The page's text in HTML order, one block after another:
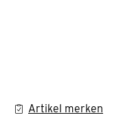
Artikel merken